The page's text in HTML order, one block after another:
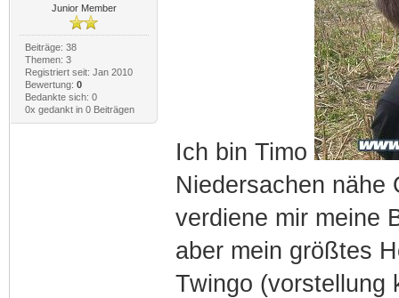
Junior Member
Beiträge: 38
Themen: 3
Registriert seit: Jan 2010
Bewertung: 0
Bedankte sich: 0
0x gedankt in 0 Beiträgen
Ich bin Timo
Niedersachen nähe
verdiene mir meine
aber mein größtes
Twingo (vorstellung